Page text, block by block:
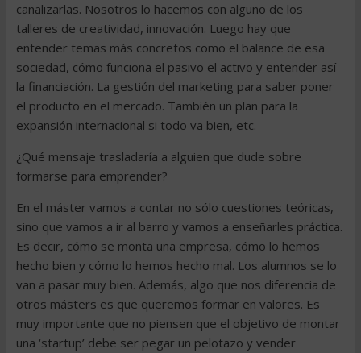
canalizarlas. Nosotros lo hacemos con alguno de los
talleres de creatividad, innovación. Luego hay que
entender temas más concretos como el balance de esa
sociedad, cómo funciona el pasivo el activo y entender así
la financiación. La gestión del marketing para saber poner
el producto en el mercado. También un plan para la
expansión internacional si todo va bien, etc.
¿Qué mensaje trasladaría a alguien que dude sobre
formarse para emprender?
En el máster vamos a contar no sólo cuestiones teóricas,
sino que vamos a ir al barro y vamos a enseñarles práctica.
Es decir, cómo se monta una empresa, cómo lo hemos
hecho bien y cómo lo hemos hecho mal. Los alumnos se lo
van a pasar muy bien. Además, algo que nos diferencia de
otros másters es que queremos formar en valores. Es
muy importante que no piensen que el objetivo de montar
una ‘startup’ debe ser pegar un pelotazo y vender